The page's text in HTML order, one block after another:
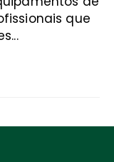
que